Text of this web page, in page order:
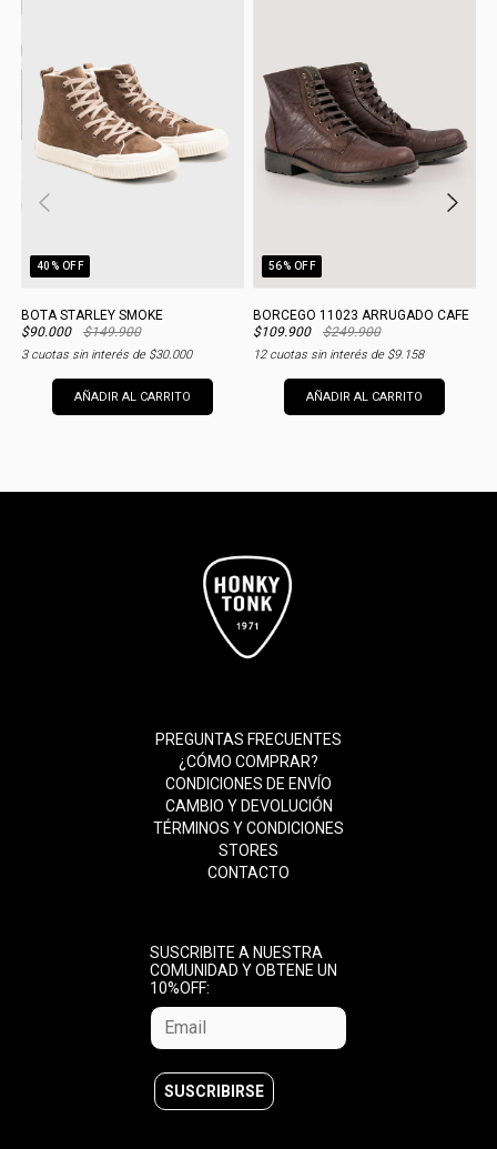
40% OFF
BOTA STARLEY SMOKE
$90.000
$149.900
3cuotas sin interés de $30.000
AÑADIR AL CARRITO
56% OFF
BORCEGO 11023 ARRUGADO CAFE
$109.900
$249.900
12cuotas sin interés de $9.158
AÑADIR AL CARRITO
PREGUNTAS FRECUENTES
¿CÓMO COMPRAR?
CONDICIONES DE ENVÍO
CAMBIO Y DEVOLUCIÓN
TÉRMINOS Y CONDICIONES
STORES
CONTACTO
SUSCRIBITE A NUESTRA
COMUNIDAD Y OBTENE UN
10%OFF: